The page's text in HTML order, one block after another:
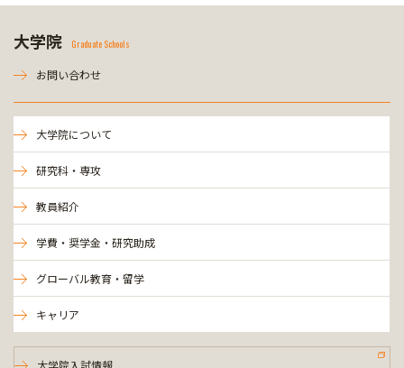
大学院 Graduate Schools
お問い合わせ
大学院について
研究科・専攻
教員紹介
学費・奨学金・研究助成
グローバル教育・留学
キャリア
大学院入試情報